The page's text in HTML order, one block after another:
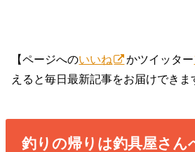
【ページへのいいね かツイッター
えると毎日最新記事をお届けできま
釣りの帰りは釣具屋さん